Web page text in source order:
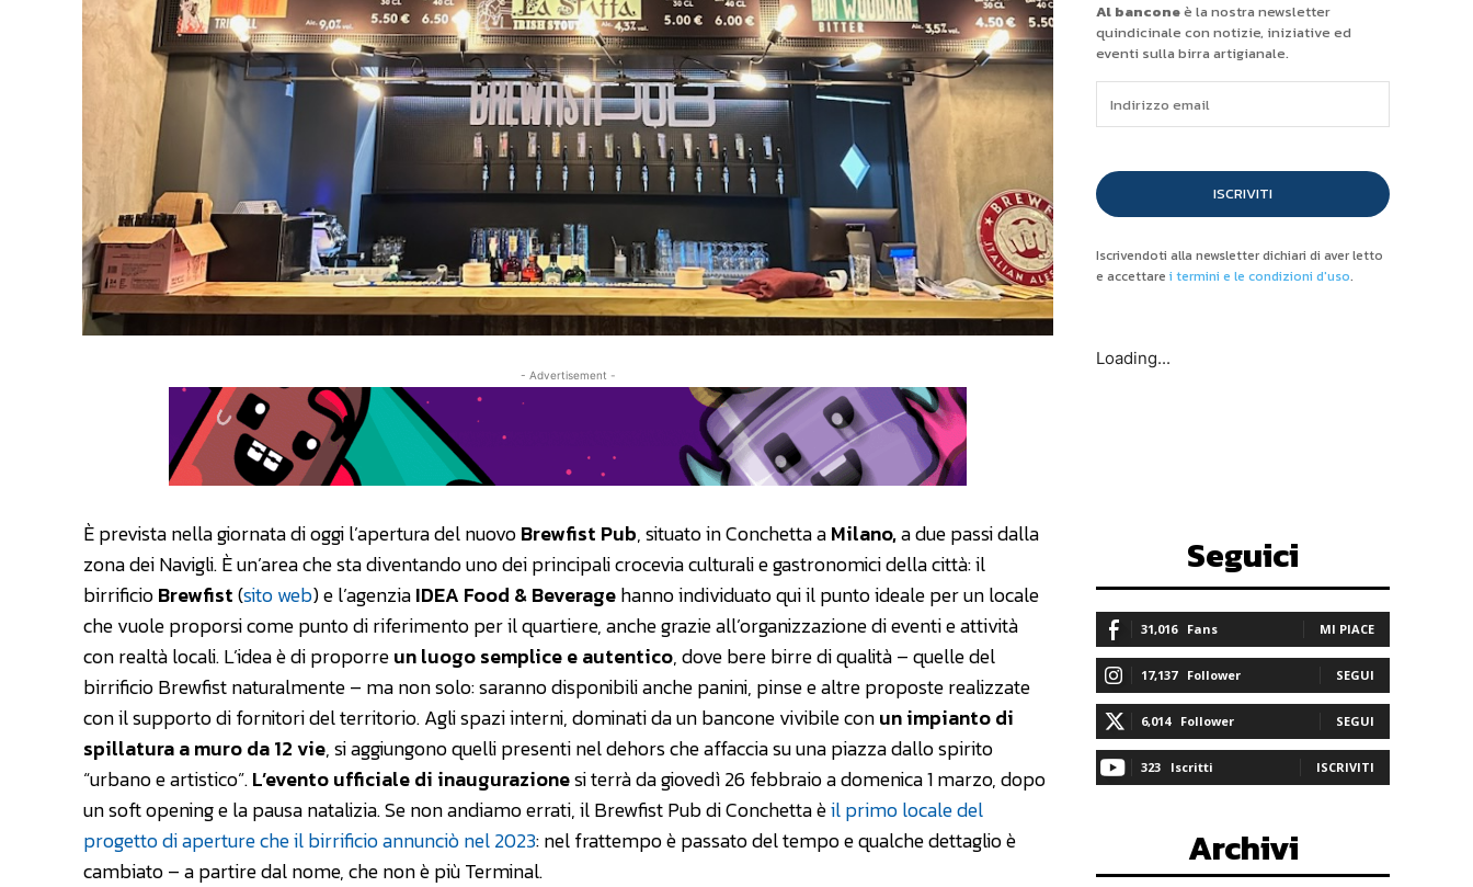
- Advertisement -
È prevista nella giornata di oggi l’apertura del nuovoBrewfist Pub, situato in Conchetta aMilano,a due passi dalla
zona dei Navigli. È un’area che sta diventando uno dei principali crocevia culturali e gastronomici della città: il
birrificioBrewfist(sito web) e l’agenziaIDEA Food & Beveragehanno individuato qui il punto ideale per un locale
che vuole proporsi come punto di riferimento per il quartiere, anche grazie all’organizzazione di eventi e attività
con realtà locali. L’idea è di proporreun luogo semplice e autentico, dove bere birre di qualità – quelle del
birrificio Brewfist naturalmente – ma non solo: saranno disponibili anche panini, pinse e altre proposte realizzate
con il supporto di fornitori del territorio. Agli spazi interni, dominati da un bancone vivibile conun impianto di
spillatura a muro da 12 vie, si aggiungono quelli presenti nel dehors che affaccia su una piazza dallo spirito
“urbano e artistico”.L’evento ufficiale di inaugurazionesi terrà da giovedì 26 febbraio a domenica 1 marzo, dopo
un soft opening e la pausa natalizia. Se non andiamo errati, il Brewfist Pub di Conchetta èil primo locale del
progetto di aperture che il birrificio annunciò nel 2023: nel frattempo è passato del tempo e qualche dettaglio è
cambiato – a partire dal nome, che non è più Terminal.
Al banconeè la nostra newsletter
quindicinale con notizie, iniziative ed
eventi sulla birra artigianale.
ISCRIVITI
Iscrivendoti alla newsletter dichiari di aver letto
e accettare i termini e le condizioni d'uso.
Loading...
Seguici
31,016 Fans MI PIACE
17,137 Follower SEGUI
6,014 Follower SEGUI
323 Iscritti ISCRIVITI
Archivi